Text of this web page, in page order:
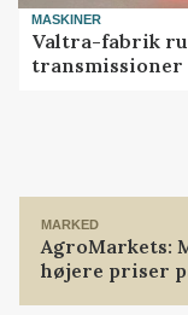
MASKINER
Valtra-fabrik
transmissioner
MARKED
AgroMarkets:
højere priser